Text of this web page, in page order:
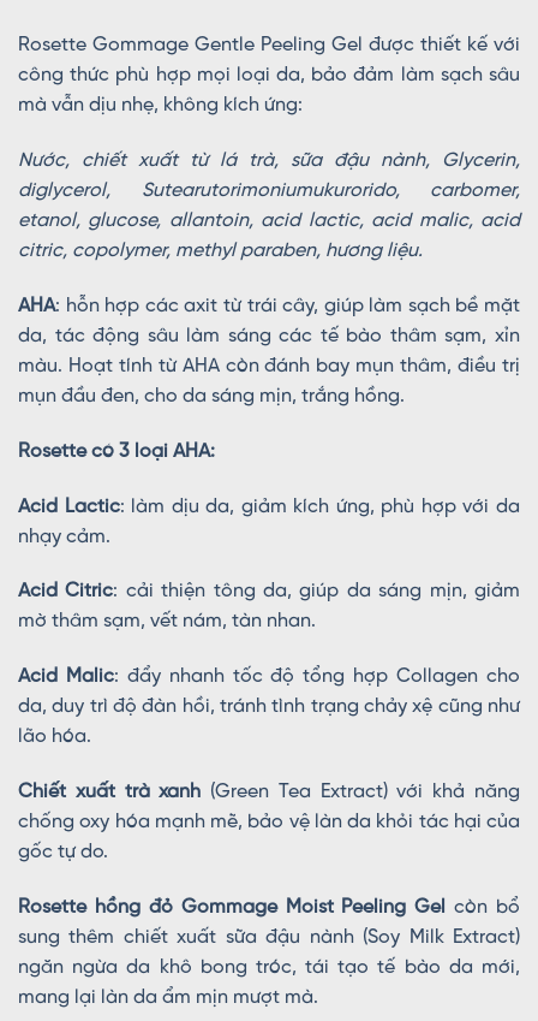
Rosette Gommage Gentle Peeling Gel được thiết kế với
công thức phù hợp mọi loại da, bảo đảm làm sạch sâu
mà vẫn dịu nhẹ, không kích ứng:
Nước, chiết xuất từ lá trà, sữa đậu nành, Glycerin,
diglycerol, Sutearutorimoniumukurorido, carbomer,
etanol, glucose, allantoin, acid lactic, acid malic, acid
citric, copolymer, methyl paraben, hương liệu.
AHA: hỗn hợp các axit từ trái cây, giúp làm sạch bề mặt
da, tác động sâu làm sáng các tế bào thâm sạm, xỉn
màu. Hoạt tính từ AHA còn đánh bay mụn thâm, điều trị
mụn đầu đen, cho da sáng mịn, trắng hồng.
Rosette có 3 loại AHA:
Acid Lactic: làm dịu da, giảm kích ứng, phù hợp với da
nhạy cảm.
Acid Citric: cải thiện tông da, giúp da sáng mịn, giảm
mờ thâm sạm, vết nám, tàn nhan.
Acid Malic: đẩy nhanh tốc độ tổng hợp Collagen cho
da, duy trì độ đàn hồi, tránh tình trạng chảy xệ cũng như
lão hóa.
Chiết xuất trà xanh (Green Tea Extract) với khả năng
chống oxy hóa mạnh mẽ, bảo vệ làn da khỏi tác hại của
gốc tự do.
Rosette hồng đỏ Gommage Moist Peeling Gel còn bổ
sung thêm chiết xuất sữa đậu nành (Soy Milk Extract)
ngăn ngừa da khô bong tróc, tái tạo tế bào da mới,
mang lại làn da ẩm mịn mượt mà.